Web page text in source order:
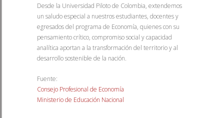
Desde la Universidad Piloto de Colombia, extendemos
un saludo especial a nuestros estudiantes, docentes y
egresados del programa de Economía, quienes con su
pensamiento crítico, compromiso social y capacidad
analítica aportan a la transformación del territorio y al
desarrollo sostenible de la nación.
Fuente:
Consejo Profesional de Economía
Ministerio de Educación Nacional